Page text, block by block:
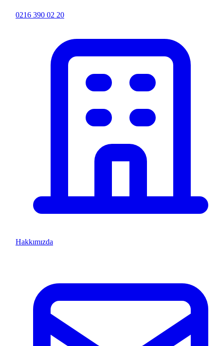
0216 390 02 20
Hakkımızda